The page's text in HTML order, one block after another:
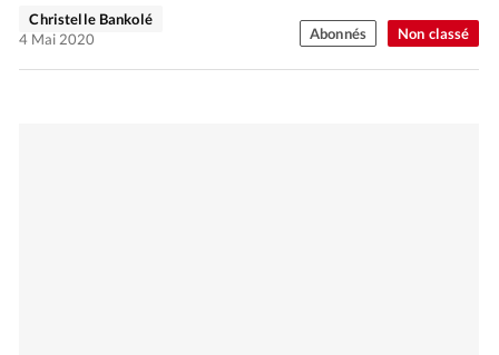
Non classé
Christelle Bankolé
4 Mai 2020
Abonnés